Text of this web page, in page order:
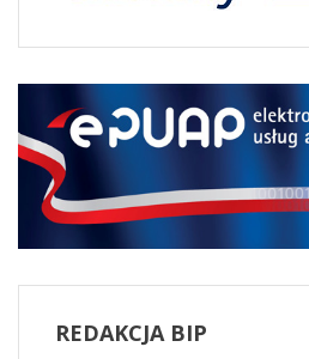
REDAKCJABIP